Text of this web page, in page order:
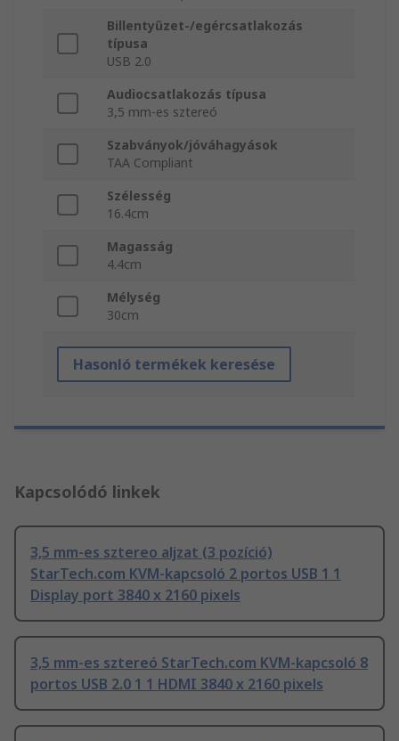
Billentyűzet-/egércsatlakozás
típusa
USB 2.0
Audiocsatlakozás típusa
3,5 mm-es sztereó
Szabványok/jóváhagyások
TAA Compliant
Szélesség
16.4cm
Magasság
4.4cm
Mélység
30cm
Hasonló termékek keresése
Kapcsolódó linkek
3,5 mm-es sztereo aljzat (3 pozíció)
StarTech.com KVM-kapcsoló 2 portos USB 1 1
Display port 3840 x 2160 pixels
3,5 mm-es sztereó StarTech.com KVM-kapcsoló 8
portos USB 2.0 1 1 HDMI 3840 x 2160 pixels